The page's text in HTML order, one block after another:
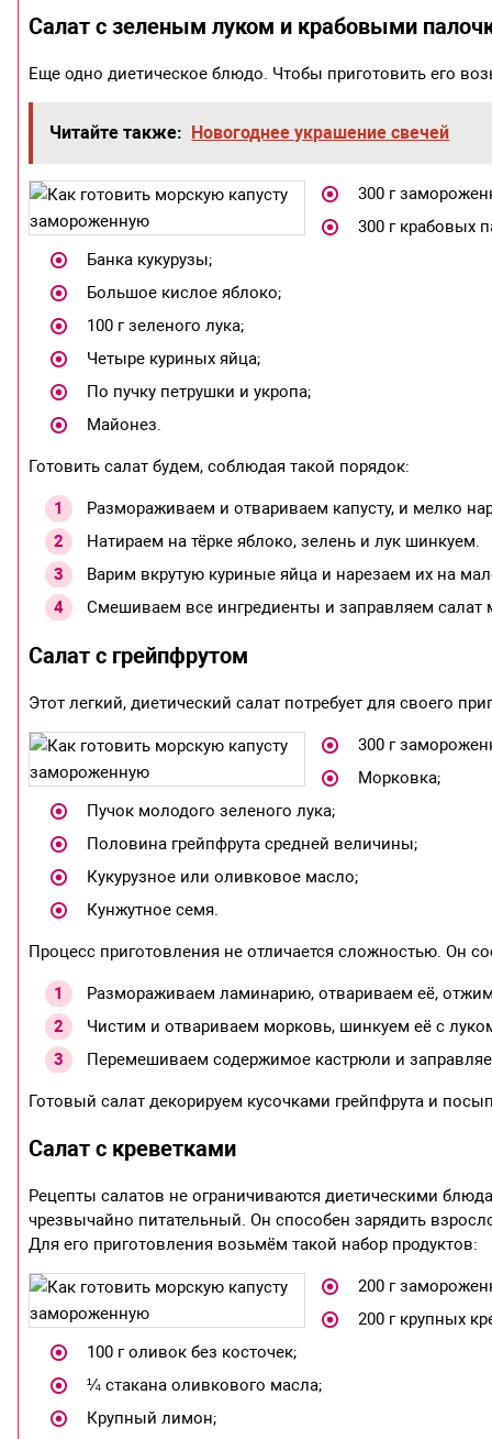
Салат с зеленым луком и крабовыми
Еще одно диетическое блюдо. Чтобы приготовить его
Читайте также: Новогоднее украшение свечей
300 г
300 г крабовых
Банка кукурузы;
Большое кислое яблоко;
100 г зеленого лука;
Четыре куриных яйца;
По пучку петрушки и укропа;
Майонез.
Готовить салат будем, соблюдая такой порядок:
Размораживаем и отвариваем капусту, и мелко
Натираем на тёрке яблоко, зелень и лук шинкуем.
Варим вкрутую куриные яйца и нарезаем их на
Смешиваем все ингредиенты и заправляем салат
Салат с грейпфрутом
Этот легкий, диетический салат потребует для своего
300 г
Морковка;
Пучок молодого зеленого лука;
Половина грейпфрута средней величины;
Кукурузное или оливковое масло;
Кунжутное семя.
Процесс приготовления не отличается сложностью. Он
Размораживаем ламинарию, отвариваем её,
Чистим и отвариваем морковь, шинкуем её с
Перемешиваем содержимое кастрюли и
Готовый салат декорируем кусочками грейпфрута и
Салат с креветками
Рецепты салатов не ограничиваются диетическими
чрезвычайно питательный. Он способен зарядить
Для его приготовления возьмём такой набор продуктов:
200 г
200 г крупных
100 г оливок без косточек;
¼ стакана оливкового масла;
Крупный лимон;